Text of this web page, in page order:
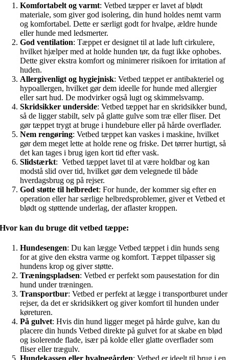
Komfortabelt og varmt: Vetbed tæpper er lavet af blødt
materiale, som giver god isolering, din hund holdes nemt varm
og komfortabel. Dette er særligt godt for hvalpe, ældre hunde
eller hunde med ledsmerter.
God ventilation: Tæppet er designet til at lade luft cirkulere,
hvilket hjælper med at holde hunden tør, da fugt ikke ophobes.
Dette giver ekstra komfort og minimerer risikoen for irritation af
huden.
Allergivenligt og hygiejnisk: Vetbed tæppet er antibakteriel og
hypoallergen, hvilket gør dem ideelle for hunde med allergier
eller sart hud. De modvirker også lugt og skimmelsvamp.
Skridsikker underside: Vetbed tæppet har en skridsikker bund,
så de ligger stabilt, selv på glatte gulve som træ eller fliser. Det
gør tæppet trygt at bruge i hundebure eller på hårde overflader.
Nem rengøring: Vetbed tæppet kan vaskes i maskine, hvilket
gør dem meget lette at holde rene og friske. Det tørrer hurtigt, så
det kan tages i brug igen kort tid efter vask.
Slidstærkt: Vetbed tæppet lavet til at være holdbar og kan
modstå slid over tid, hvilket gør dem velegnede til både
hverdagsbrug og på rejser.
God støtte til helbredet: For hunde, der kommer sig efter en
operation eller har særlige helbredsproblemer, giver et Vetbed et
blødt og støttende underlag, der aflaster kroppen.
Hvor kan du bruge dit vetbed tæppe:
Hundesengen: Du kan lægge Vetbed tæppet i din hunds seng
for at give den ekstra varme og komfort. Tæppet tilpasser sig
hundens krop og giver støtte.
Træningspladsen: Vetbed er perfekt som pausestation for din
hund under træningen.
Transportbur: Vetbed er perfekt at lægge i transportburet under
rejser, da det er skridsikkert og giver komfort til hunden under
køreturen.
På gulvet: Hvis din hund ligger meget på hårde gulve, kan du
placere din hunds Vetbed direkte på gulvet for at skabe en blød
og isolerende flade, især på kolde eller glatte overflader som
fliser eller trægulv.
Hundekassen eller hvalpegården: Vetbed er ideelt til brug i en